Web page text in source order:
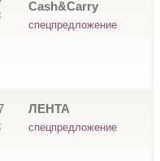
Cash&Carry
спецпредложение
ЛЕНТА
спецпредложение